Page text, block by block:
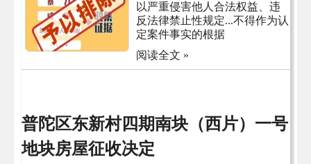
以严重侵害他人合法权益、违
反法律禁止性规定...不得作为认
定案件事实的根据
阅读全文 »
普陀区东新村四期南块（西片）一号
地块房屋征收决定